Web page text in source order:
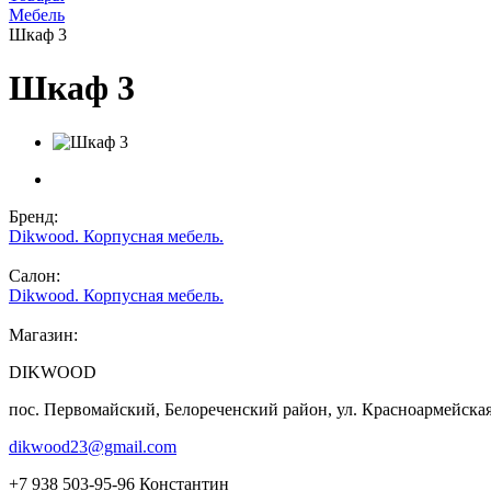
Мебель
Шкаф 3
Шкаф 3
Бренд:
Dikwood. Корпусная мебель.
Салон:
Dikwood. Корпусная мебель.
Магазин:
DIKWOOD
пос. Первомайский, Белореченский район, ул.
dikwood23@gmail.com
+7 938 503-95-96 Константин